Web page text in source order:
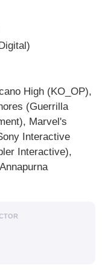
High (KO_OP),
(Guerrilla
Marvel's
Interactive
Interactive),